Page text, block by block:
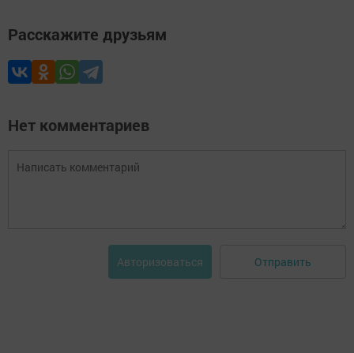
Расскажите друзьям
Нет комментариев
Авторизоваться Отправить